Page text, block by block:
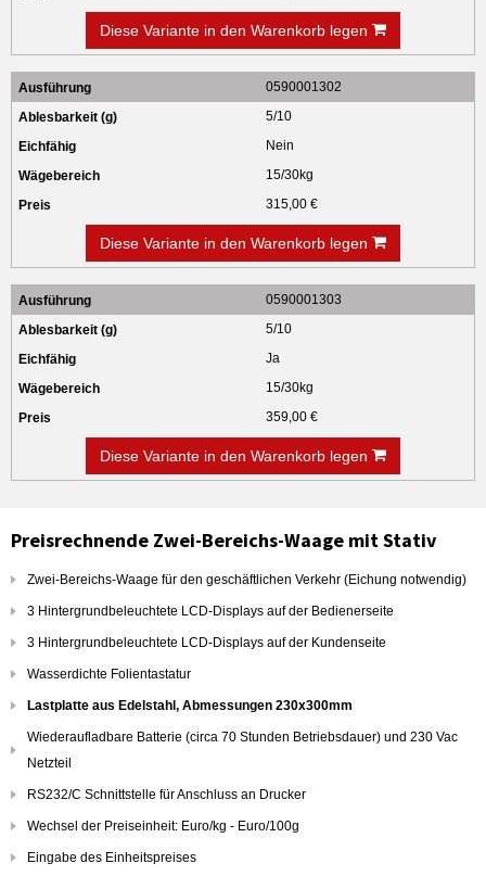
Diese Variante in den Warenkorb legen
0590001302
5/10
Nein
15/30kg
315,00 €
Diese Variante in den Warenkorb legen
0590001303
5/10
Ja
15/30kg
359,00 €
Diese Variante in den Warenkorb legen
Preisrechnende Zwei-Bereichs-Waage mit Stativ
Zwei-Bereichs-Waage für den geschäftlichen Verkehr (Eichung notwendig)
3 Hintergrundbeleuchtete LCD-Displays auf der Bedienerseite
3 Hintergrundbeleuchtete LCD-Displays auf der Kundenseite
Wasserdichte Folientastatur
Lastplatte aus Edelstahl, Abmessungen 230x300mm
Wiederaufladbare Batterie (circa 70 Stunden Betriebsdauer) und 230 Vac
Netzteil
RS232/C Schnittstelle für Anschluss an Drucker
Wechsel der Preiseinheit: Euro/kg - Euro/100g
Eingabe des Einheitspreises